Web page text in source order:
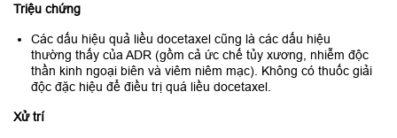
Triệu chứng
Các dấu hiệu quả liều docetaxel cũng là các dấu hiệu
thường thấy của ADR (gồm cả ức chế tủy xương, nhiễm độc
thần kinh ngoại biên và viêm niêm mạc). Không có thuốc giải
độc đặc hiệu để điều trị quá liều docetaxel.
Xử trí